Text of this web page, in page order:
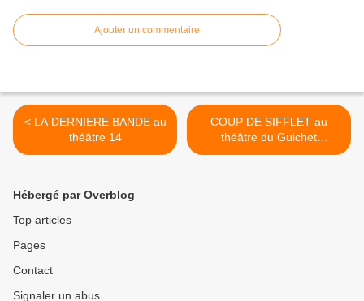
Ajouter un commentaire
< LA DERNIERE BANDE au
théâtre 14
COUP DE SIFFLET au
théâtre du Guichet
Montparnasse >
Hébergé par Overblog
Top articles
Pages
Contact
Signaler un abus